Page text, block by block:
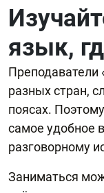
язык,
Преподаватели
разных стран,
поясах.
самое удобное
разговорному
Заниматься